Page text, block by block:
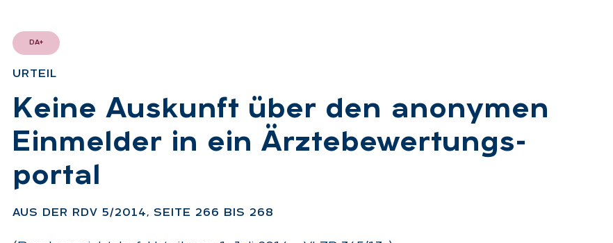
DA+
UR­TEIL
:
Kei­ne Aus­kunft über den an­ony­men
Ein­mel­der in ein Ärz­te­be­wer­tungs­
por­tal
AUS DER RDV 5/2014, SEI­TE 266 BIS 268